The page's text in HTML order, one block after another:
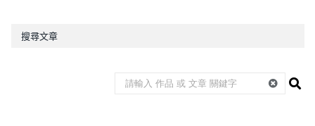
搜尋文章